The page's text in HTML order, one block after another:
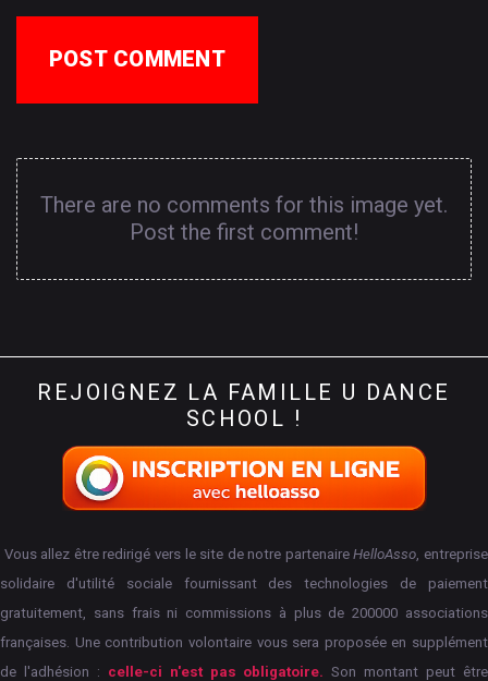
POST COMMENT
There are no comments for this image yet.
Post the first comment!
REJOIGNEZ LA FAMILLE U DANCE
SCHOOL !
Vous allez être redirigé vers le site de notre partenaireHelloAsso , entreprise
solidaire d'utilité sociale fournissant des technologies de paiement
gratuitement, sans frais ni commissions à plus de 200000 associations
françaises. Une contribution volontaire vous sera proposée en supplément
de l'adhésion : celle-ci n'est pas obligatoire.Son montant peut être